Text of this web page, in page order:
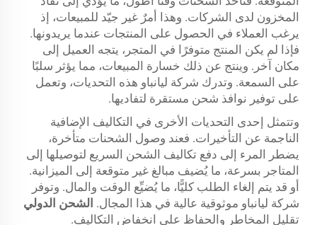
المخزون لدى الشركات. وهذا أمرٌ غير جيّد للمبيعات، إذ
يرغب العملاء في الحصول على المنتجات عندما يريدونها.
فإذا لم يكن المنتج متوفرًا في المتجر، يتجه العميل إلى
مكان آخر. وينتج عن ذلك خسارة المبيعات، مما يؤثر سلبًا
على السمعة. وتدرك شركة ليانباو هذه التحديات، وتعمل
على توفير نوافذ شحن مستقرة لتفاديها.
وتتمثل إحدى التحديات الأخرى في التكاليف الإضافية
الناجمة عن التأخيرات. فعند وصول الشحنات متأخرة،
يضطر المرء إلى دفع تكاليف الشحن السريع لتوصيلها إلى
المتاجر بسرعة، ما يُضيف مبالغ غير متوقعة إلى الميزانية.
أو قد يتم إلغاء الطلب كليًّا، ما يُضيِّع الوقت والمال. وتوفر
شركة ليانباو موثوقية عالية في هذا المجال. الشحن الدولي
تقليل المخاطر والحفاظ على انخفاض التكاليف.